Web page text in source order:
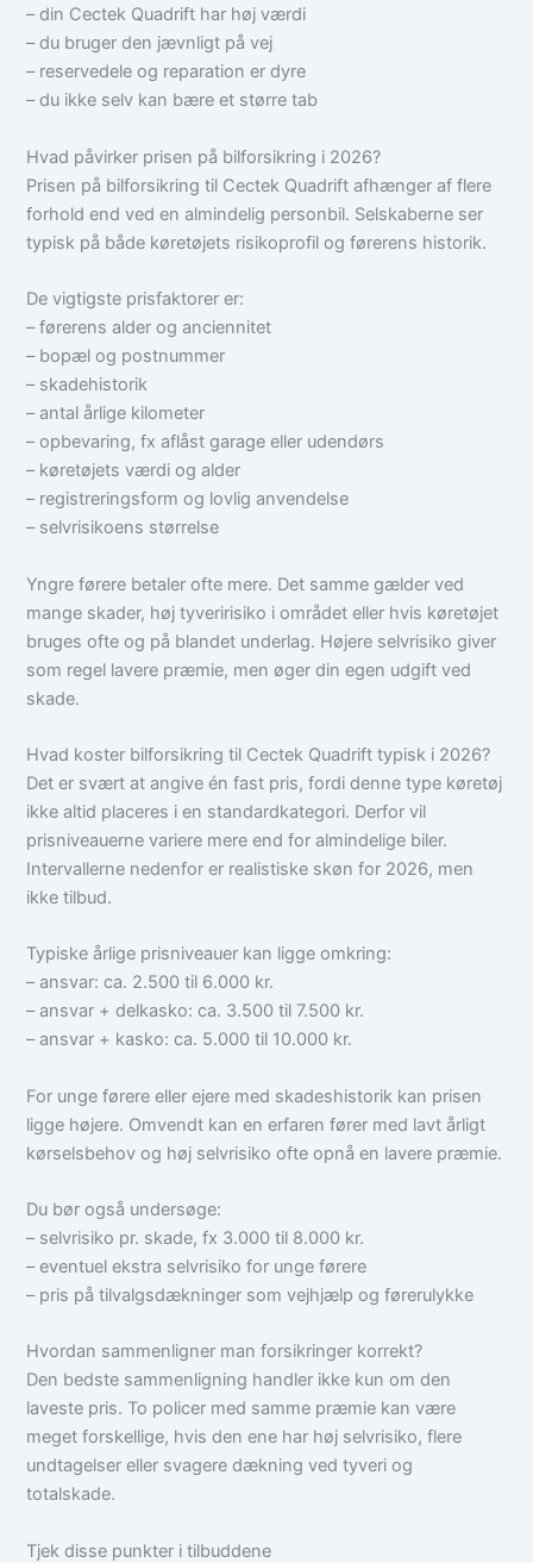
– din Cectek Quadrift har høj værdi
– du bruger den jævnligt på vej
– reservedele og reparation er dyre
– du ikke selv kan bære et større tab
Hvad påvirker prisen på bilforsikring i 2026?
Prisen på bilforsikring til Cectek Quadrift afhænger af flere
forhold end ved en almindelig personbil. Selskaberne ser
typisk på både køretøjets risikoprofil og førerens historik.
De vigtigste prisfaktorer er:
– førerens alder og anciennitet
– bopæl og postnummer
– skadehistorik
– antal årlige kilometer
– opbevaring, fx aflåst garage eller udendørs
– køretøjets værdi og alder
– registreringsform og lovlig anvendelse
– selvrisikoens størrelse
Yngre førere betaler ofte mere. Det samme gælder ved
mange skader, høj tyveririsiko i området eller hvis køretøjet
bruges ofte og på blandet underlag. Højere selvrisiko giver
som regel lavere præmie, men øger din egen udgift ved
skade.
Hvad koster bilforsikring til Cectek Quadrift typisk i 2026?
Det er svært at angive én fast pris, fordi denne type køretøj
ikke altid placeres i en standardkategori. Derfor vil
prisniveauerne variere mere end for almindelige biler.
Intervallerne nedenfor er realistiske skøn for 2026, men
ikke tilbud.
Typiske årlige prisniveauer kan ligge omkring:
– ansvar: ca. 2.500 til 6.000 kr.
– ansvar + delkasko: ca. 3.500 til 7.500 kr.
– ansvar + kasko: ca. 5.000 til 10.000 kr.
For unge førere eller ejere med skadeshistorik kan prisen
ligge højere. Omvendt kan en erfaren fører med lavt årligt
kørselsbehov og høj selvrisiko ofte opnå en lavere præmie.
Du bør også undersøge:
– selvrisiko pr. skade, fx 3.000 til 8.000 kr.
– eventuel ekstra selvrisiko for unge førere
– pris på tilvalgsdækninger som vejhjælp og førerulykke
Hvordan sammenligner man forsikringer korrekt?
Den bedste sammenligning handler ikke kun om den
laveste pris. To policer med samme præmie kan være
meget forskellige, hvis den ene har høj selvrisiko, flere
undtagelser eller svagere dækning ved tyveri og
totalskade.
Tjek disse punkter i tilbuddene